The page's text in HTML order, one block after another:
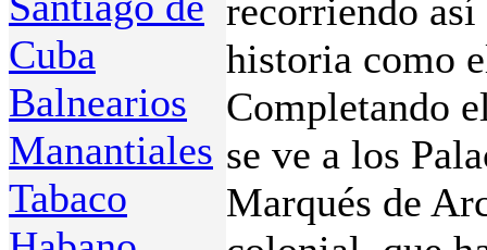
Cuba
Balnearios
Manantiales
Tabaco
recorriendo
historia como
Completando
se ve a los
Marqués de